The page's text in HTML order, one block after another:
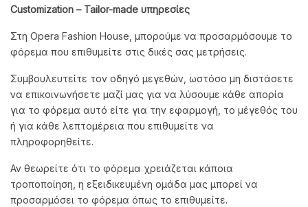
Customization – Tailor-made υπηρεσίες
Στη Opera Fashion House, μπορούμε να προσαρμόσουμε το
φόρεμα που επιθυμείτε στις δικές σας μετρήσεις.
Συμβουλευτείτε τον οδηγό μεγεθών, ωστόσο μη διστάσετε
να επικοινωνήσετε μαζί μας για να λύσουμε κάθε απορία
για το φόρεμα αυτό είτε για την εφαρμογή, το μέγεθός του
ή για κάθε λεπτομέρεια που επιθυμείτε να
πληροφορηθείτε.
Αν θεωρείτε ότι το φόρεμα χρειάζεται κάποια
τροποποίηση, η εξειδικευμένη ομάδα μας μπορεί να
προσαρμόσει το φόρεμα όπως το επιθυμείτε.